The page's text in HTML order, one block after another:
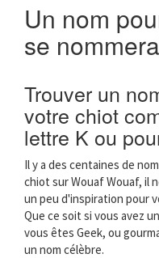
Un nom
se
Trouver un
votre chiot
lettre K ou
Il y a des centaines de
chiot sur Wouaf Wouaf, il
un peu d'inspiration pour
Que ce soit si vous avez
vous êtes Geek, ou
un nom célèbre.